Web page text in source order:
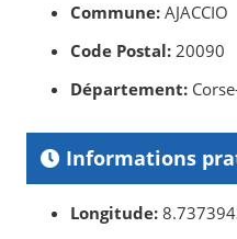
Commune: AJACCIO
Code Postal: 20090
Département:
Informations
Longitude: